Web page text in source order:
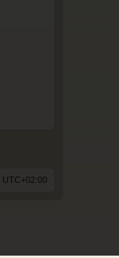
UTC+02:00